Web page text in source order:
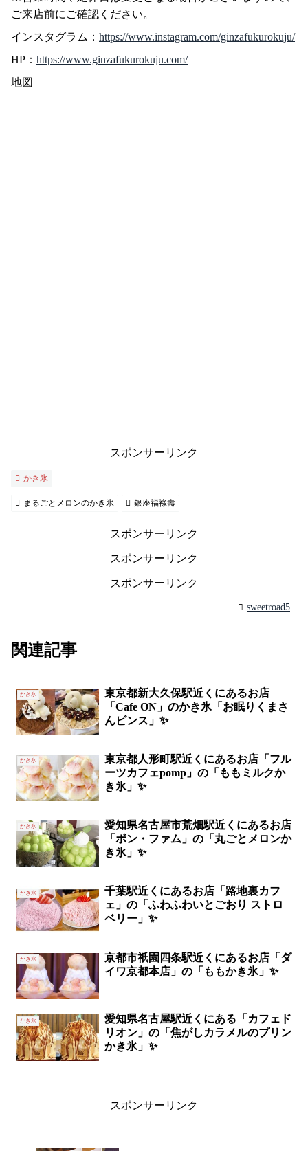
ご来店前にご確認ください。
インスタグラム： https://www.instagram.com/ginzafukurokuju/
HP： https://www.ginzafukurokuju.com/
地図
スポンサーリンク
かき氷
まるごとメロンのかき氷 銀座福祿壽
スポンサーリンク
スポンサーリンク
スポンサーリンク
sweetroad5
関連記事
かき氷
東京都新大久保駅近くにあるお店
「Cafe ON」のかき氷「お眠りくまさ
んビンス」✨
かき氷
東京都人形町駅近くにあるお店「フル
ーツカフェpomp」の「ももミルクか
き氷」✨
かき氷
愛知県名古屋市荒畑駅近くにあるお店
「ボン・ファム」の「丸ごとメロンか
き氷」✨
かき氷
千葉駅近くにあるお店「路地裏カフ
ェ」の「ふわふわいとごおり ストロ
ベリー」✨
かき氷
京都市祇園四条駅近くにあるお店「ダ
イワ京都本店」の「ももかき氷」✨
かき氷
愛知県名古屋駅近くにある「カフェド
リオン」の「焦がしカラメルのプリン
かき氷」✨
スポンサーリンク